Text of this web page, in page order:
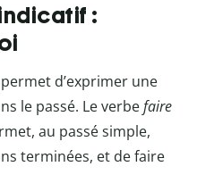
:
d’exprimer une
le passé. Le verbefaire
au passé simple,
terminées, et de faire